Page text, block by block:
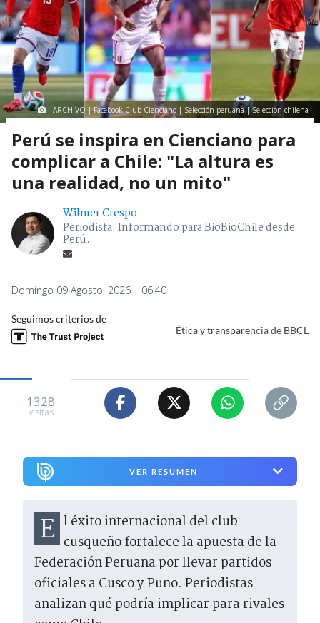
ARCHIVO | Facebook Club Cienciano | Selección peruana | Selección chilena
Perú se inspira en Cienciano para
complicar a Chile: "La altura es
una realidad, no un mito"
Wilmer Crespo
Periodista. Informando para BioBioChile desde
Perú.
Domingo 09 Agosto, 2026 | 06:40
Seguimos criterios de
Ética y transparencia de BBCL
1328
visitas
VER RESUMEN
El éxito internacional del club cusqueño fortalece la apuesta de la
Federación Peruana por llevar partidos
oficiales a Cusco y Puno. Periodistas
analizan qué podría implicar para rivales